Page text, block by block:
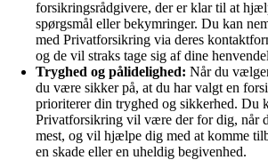
forsikringsrådgivere, der er klar til at
spørgsmål eller bekymringer. Du kan
med Privatforsikring via deres
og de vil straks tage sig af dine
Tryghed og pålidelighed: Når du
du være sikker på, at du har valgt en
prioriterer din tryghed og sikkerhed. Du
Privatforsikring vil være der for dig, når
mest, og vil hjælpe dig med at komme
en skade eller en uheldig begivenhed.